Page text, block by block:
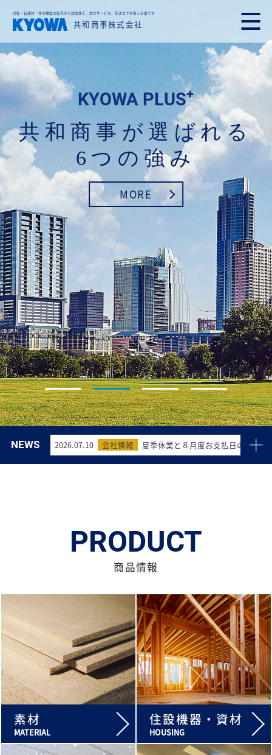
合板・新建材・住宅機器の販売から建築施工、加エサービス、配送までを扱う企業です
共和商事株式会社
KYOWA PLUS+
共和商事が選ばれる
6つの強み
MORE
NEWS 2026.07.10 会社情報
夏季休業と８月度お支払日の変更に
2026.04.03
会社情報
ゴールデンウィーク期間中の配送業
MORE
PRODUCT
商品情報
素材
MATERIAL
住設機器・資材
HOUSING